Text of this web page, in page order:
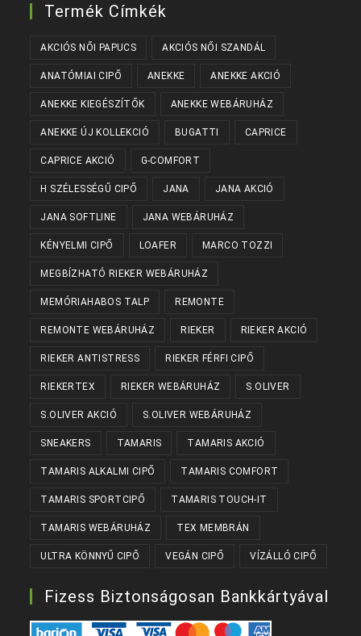
Termék Címkék
AKCIÓS NŐI PAPUCS AKCIÓS NŐI SZANDÁL
ANATÓMIAI CIPŐ ANEKKE ANEKKE AKCIÓ
ANEKKE KIEGÉSZÍTŐK ANEKKE WEBÁRUHÁZ
ANEKKE ÚJ KOLLEKCIÓ BUGATTI CAPRICE
CAPRICE AKCIÓ G-COMFORT
H SZÉLESSÉGŰ CIPŐ JANA JANA AKCIÓ
JANA SOFTLINE JANA WEBÁRUHÁZ
KÉNYELMI CIPŐ LOAFER MARCO TOZZI
MEGBÍZHATÓ RIEKER WEBÁRUHÁZ
MEMÓRIAHABOS TALP REMONTE
REMONTE WEBÁRUHÁZ RIEKER RIEKER AKCIÓ
RIEKER ANTISTRESS RIEKER FÉRFI CIPŐ
RIEKERTEX RIEKER WEBÁRUHÁZ S.OLIVER
S.OLIVER AKCIÓ S.OLIVER WEBÁRUHÁZ
SNEAKERS TAMARIS TAMARIS AKCIÓ
TAMARIS ALKALMI CIPŐ TAMARIS COMFORT
TAMARIS SPORTCIPŐ TAMARIS TOUCH-IT
TAMARIS WEBÁRUHÁZ TEX MEMBRÁN
ULTRA KÖNNYŰ CIPŐ VEGÁN CIPŐ VÍZÁLLÓ CIPŐ
Fizess Biztonságosan Bankkártyával